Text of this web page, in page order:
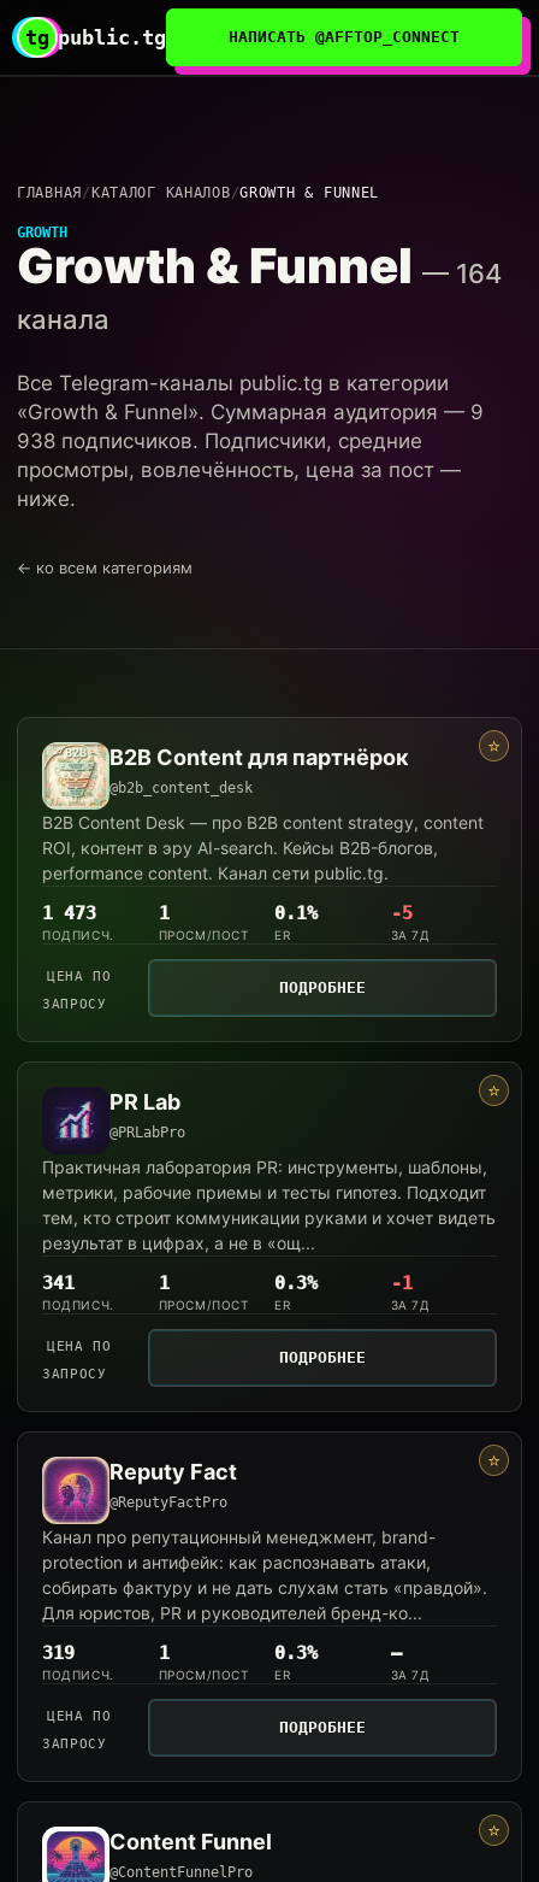
tg public.tg НАПИСАТЬ @AFFTOP_CONNECT
ГЛАВНАЯ / КАТАЛОГ КАНАЛОВ/GROWTH & FUNNEL
GROWTH
Growth & Funnel — 164
канала
Все Telegram-каналы public.tg в категории
«Growth & Funnel». Суммарная аудитория — 9
938 подписчиков. Подписчики, средние
просмотры, вовлечённость, цена за пост —
ниже.
← ко всем категориям
Каналы
категории
«Growth
Funnel»
⭐
B2B Content для партнёрок
@b2b_content_desk
B2B Content Desk — про B2B content strategy, content
ROI, контент в эру AI-search. Кейсы B2B-блогов,
performance content. Канал сети public.tg.
1 473
ПОДПИСЧ.
1
ПРОСМ/ПОСТ
0.1%
ER
-5
ЗА 7Д
ЦЕНА ПО
ЗАПРОСУ
ПОДРОБНЕЕ
⭐
PR Lab
@PRLabPro
Практичная лаборатория PR: инструменты, шаблоны,
метрики, рабочие приемы и тесты гипотез. Подходит
тем, кто строит коммуникации руками и хочет видеть
результат в цифрах, а не в «ощ...
341
ПОДПИСЧ.
1
ПРОСМ/ПОСТ
0.3%
ER
-1
ЗА 7Д
ЦЕНА ПО
ЗАПРОСУ
ПОДРОБНЕЕ
⭐
Reputy Fact
@ReputyFactPro
Канал про репутационный менеджмент, brand-
protection и антифейк: как распознавать атаки,
собирать фактуру и не дать слухам стать «правдой».
Для юристов, PR и руководителей бренд-ко...
319
ПОДПИСЧ.
1
ПРОСМ/ПОСТ
0.3%
ER
—
ЗА 7Д
ЦЕНА ПО
ЗАПРОСУ
ПОДРОБНЕЕ
⭐
Content Funnel
@ContentFunnelPro